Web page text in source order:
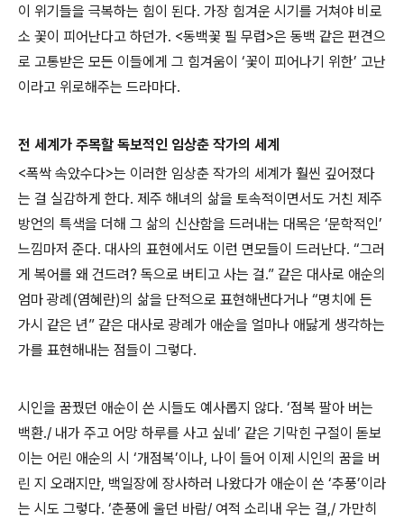
이 위기들을 극복하는 힘이 된다. 가장 힘겨운 시기를 거쳐야 비로
소 꽃이 피어난다고 하던가. <동백꽃 필 무렵>은 동백 같은 편견으
로 고통받은 모든 이들에게 그 힘겨움이 ‘꽃이 피어나기 위한’ 고난
이라고 위로해주는 드라마다.
전 세계가 주목할 독보적인 임상춘 작가의 세계
<폭싹 속았수다>는 이러한 임상춘 작가의 세계가 훨씬 깊어졌다
는 걸 실감하게 한다. 제주 해녀의 삶을 토속적이면서도 거친 제주
방언의 특색을 더해 그 삶의 신산함을 드러내는 대목은 ‘문학적인’
느낌마저 준다. 대사의 표현에서도 이런 면모들이 드러난다. “그러
게 복어를 왜 건드려? 독으로 버티고 사는 걸.” 같은 대사로 애순의
엄마 광례(염혜란)의 삶을 단적으로 표현해낸다거나 “명치에 든
가시 같은 년” 같은 대사로 광례가 애순을 얼마나 애닳게 생각하는
가를 표현해내는 점들이 그렇다.
시인을 꿈꿨던 애순이 쓴 시들도 예사롭지 않다. ‘점복 팔아 버는
백환./ 내가 주고 어망 하루를 사고 싶네’ 같은 기막힌 구절이 돋보
이는 어린 애순의 시 ‘개점복’이나, 나이 들어 이제 시인의 꿈을 버
린 지 오래지만, 백일장에 장사하러 나왔다가 애순이 쓴 ‘추풍’이라
는 시도 그렇다. ‘춘풍에 울던 바람/ 여적 소리내 우는 걸,/ 가만히